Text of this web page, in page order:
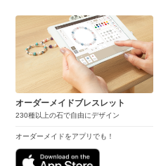
オーダーメイドブレスレット
230種以上の石で自由にデザイン
オーダーメイドをアプリでも！